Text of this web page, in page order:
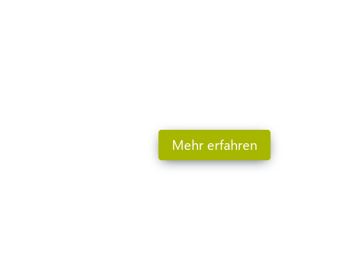
Außerdem entwickeln und betreiben wir Tools für den
Mehr erfahren